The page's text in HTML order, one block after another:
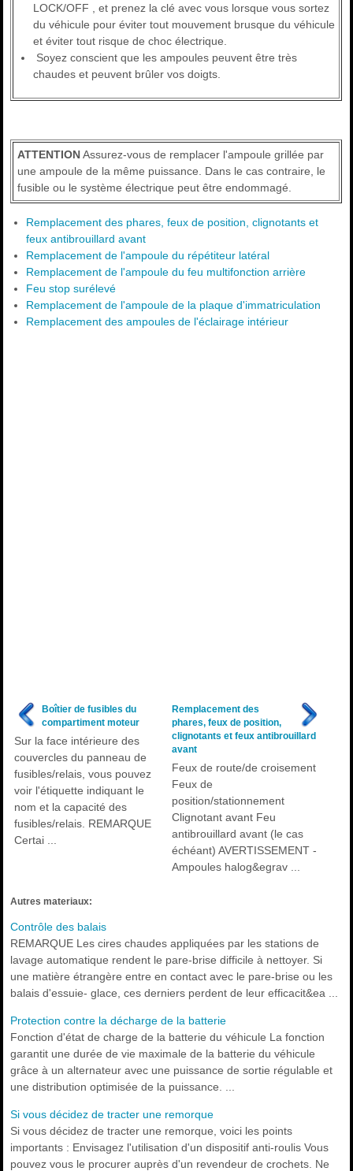
LOCK/OFF , et prenez la clé avec vous lorsque vous sortez
du véhicule pour éviter tout mouvement brusque du véhicule
et éviter tout risque de choc électrique.
Soyez conscient que les ampoules peuvent être très
chaudes et peuvent brûler vos doigts.
ATTENTIONAssurez-vous de remplacer l'ampoule grillée par
une ampoule de la même puissance. Dans le cas contraire, le
fusible ou le système électrique peut être endommagé.
Remplacement des phares, feux de position, clignotants et
feux antibrouillard avant
Remplacement de l'ampoule du répétiteur latéral
Remplacement de l'ampoule du feu multifonction arrière
Feu stop surélevé
Remplacement de l'ampoule de la plaque d'immatriculation
Remplacement des ampoules de l'éclairage intérieur
Boîtier de fusibles du
compartiment moteur
Sur la face intérieure des
couvercles du panneau de
fusibles/relais, vous pouvez
voir l'étiquette indiquant le
nom et la capacité des
fusibles/relais. REMARQUE
Certai ...
Remplacement des
phares, feux de position,
clignotants et feux antibrouillard
avant
Feux de route/de croisement
Feux de
position/stationnement
Clignotant avant Feu
antibrouillard avant (le cas
échéant) AVERTISSEMENT -
Ampoules halog&egrav ...
Autres materiaux:
Contrôle des balais
REMARQUE Les cires chaudes appliquées par les stations de
lavage automatique rendent le pare-brise difficile à nettoyer. Si
une matière étrangère entre en contact avec le pare-brise ou les
balais d'essuie- glace, ces derniers perdent de leur efficacit&ea ...
Protection contre la décharge de la batterie
Fonction d'état de charge de la batterie du véhicule La fonction
garantit une durée de vie maximale de la batterie du véhicule
grâce à un alternateur avec une puissance de sortie régulable et
une distribution optimisée de la puissance. ...
Si vous décidez de tracter une remorque
Si vous décidez de tracter une remorque, voici les points
importants : Envisagez l'utilisation d'un dispositif anti-roulis Vous
pouvez vous le procurer auprès d'un revendeur de crochets. Ne